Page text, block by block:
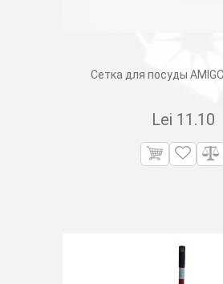
Сетка для посуды
Lei 11.10